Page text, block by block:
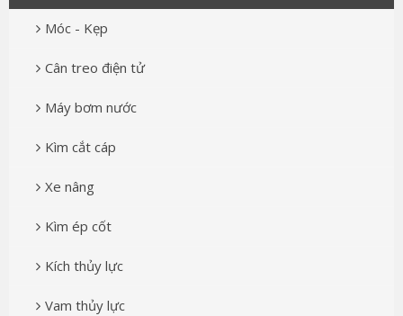
Móc - Kẹp
Cân treo điện tử
Máy bơm nước
Kìm cắt cáp
Xe nâng
Kìm ép cốt
Kích thủy lực
Vam thủy lực